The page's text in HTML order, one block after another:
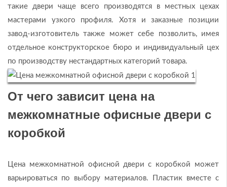
такие двери чаще всего производятся в местных цехах
мастерами узкого профиля. Хотя и заказные позиции
завод-изготовитель также может себе позволить, имея
отдельное конструкторское бюро и индивидуальный цех
по производству нестандартных категорий товара.
От чего зависит цена на
межкомнатные офисные двери с
коробкой
Цена межкомнатной офисной двери с коробкой может
варьироваться по выбору материалов. Пластик вместе с